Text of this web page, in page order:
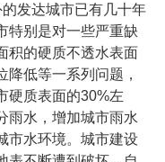
发达城市已有几十年
特别是对一些严重缺
积的硬质不透水表面
低等一系列问题，
硬质表面的30%左
雨水，增加城市雨水
市水环境。城市建设